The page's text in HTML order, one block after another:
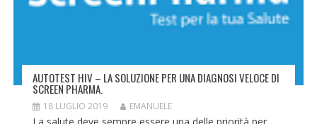
AUTOTEST HIV – LA SOLUZIONE PER UNA DIAGNOSI VELOCE DI
SCREEN PHARMA.
18 LUGLIO 2019 EMANUELE